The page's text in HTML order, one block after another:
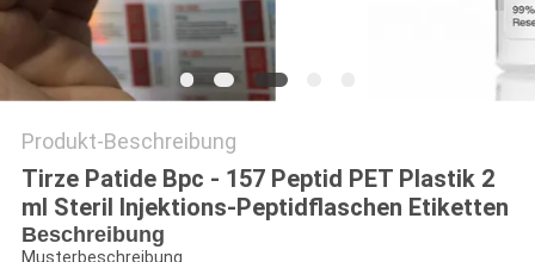
Produkt-Beschreibung
Tirze Patide Bpc - 157 Peptid PET Plastik 2
ml Steril Injektions-Peptidflaschen Etiketten
Beschreibung
Musterbeschreibung